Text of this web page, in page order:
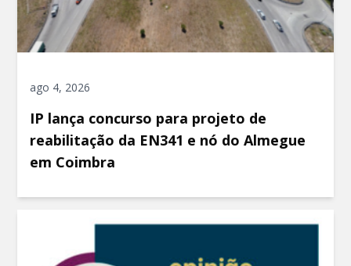
ago 4, 2026
IP lança concurso para projeto de
reabilitação da EN341 e nó do Almegue
em Coimbra